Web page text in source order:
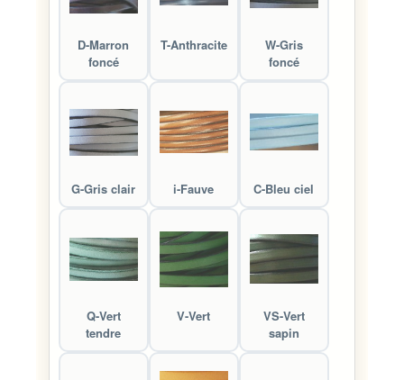
D-Marron
foncé
T-Anthracite
W-Gris
foncé
G-Gris clair i-Fauve C-Bleu ciel
Q-Vert
tendre
V-Vert
VS-Vert
sapin